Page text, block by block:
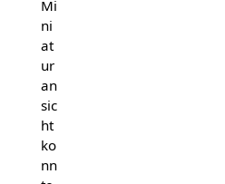
Mi
ni
at
ur
an
sic
ht
ko
nn